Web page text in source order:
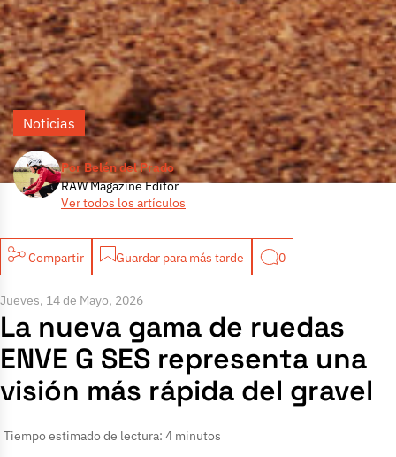
Por Belén del Prado
RAW Magazine Editor
Ver todos los artículos
Noticias
Compartir Guardar para más tarde 0
Jueves, 14 de Mayo, 2026
La nueva gama de ruedas
ENVE G SES representa una
visión más rápida del gravel
Tiempo estimado de lectura: 4 minutos